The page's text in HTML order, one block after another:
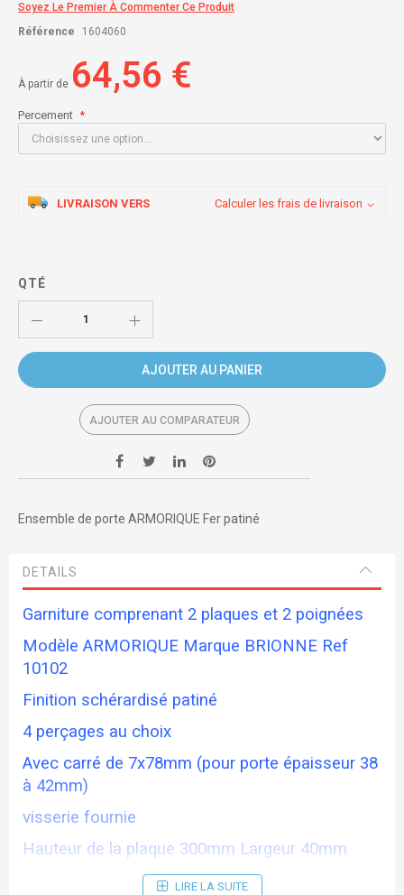
beginning
of
gallery
Soyez Le Premier À Commenter Ce Produit
Référence
1604060
À partir de 64,56 €
Percement
LIVRAISON VERS Calculer les frais de livraison
QTÉ
AJOUTER AU PANIER
AJOUTER AU COMPARATEUR
Ensemble de porte ARMORIQUE Fer patiné
DETAILS
Garniture comprenant 2 plaques et 2 poignées
Modèle ARMORIQUE Marque BRIONNE Ref
10102
Finition schérardisé patiné
4 perçages au choix
Avec carré de 7x78mm (pour porte épaisseur 38
à 42mm)
visserie fournie
Hauteur de la plaque 300mm Largeur 40mm
Entraxe des vis 195mm Ent serrure 70mm
LIRE LA SUITE